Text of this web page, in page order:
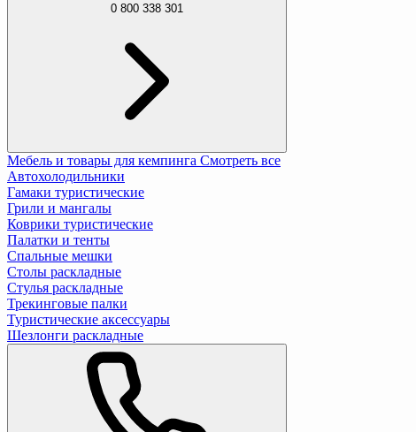
0 800 338 301
Мебель и товары для кемпинга Смотреть все
Автохолодильники
Гамаки туристические
Грили и мангалы
Коврики туристические
Палатки и тенты
Спальные мешки
Столы раскладные
Стулья раскладные
Трекинговые палки
Туристические аксессуары
Шезлонги раскладные